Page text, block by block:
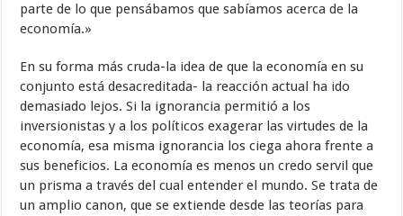
parte de lo que pensábamos que sabíamos acerca de la
economía.»
En su forma más cruda-la idea de que la economía en su
conjunto está desacreditada- la reacción actual ha ido
demasiado lejos. Si la ignorancia permitió a los
inversionistas y a los políticos exagerar las virtudes de la
economía, esa misma ignorancia los ciega ahora frente a
sus beneficios. La economía es menos un credo servil que
un prisma a través del cual entender el mundo. Se trata de
un amplio canon, que se extiende desde las teorías para